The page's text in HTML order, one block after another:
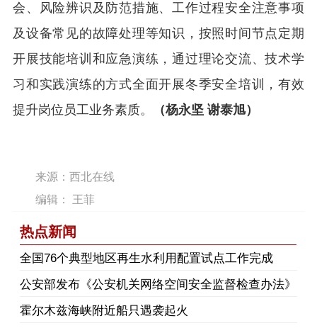
会、风险辨识及防范措施、工作过程安全注意事项
及设备常见的故障处理等知识，按照时间节点定期
开展技能培训和应急演练，通过理论交流、技术学
习和实践演练的方式全面开展冬季安全培训，有效
提升岗位员工业务素质。
（杨永坚 谢泰旭）
来源：西北在线
编辑： 王菲
热点新闻
​全国76个典型地区再生水利用配置试点工作完成
公安部发布《公安机关网络空间安全监督检查办法》
霍尔木兹海峡附近船只遇袭起火